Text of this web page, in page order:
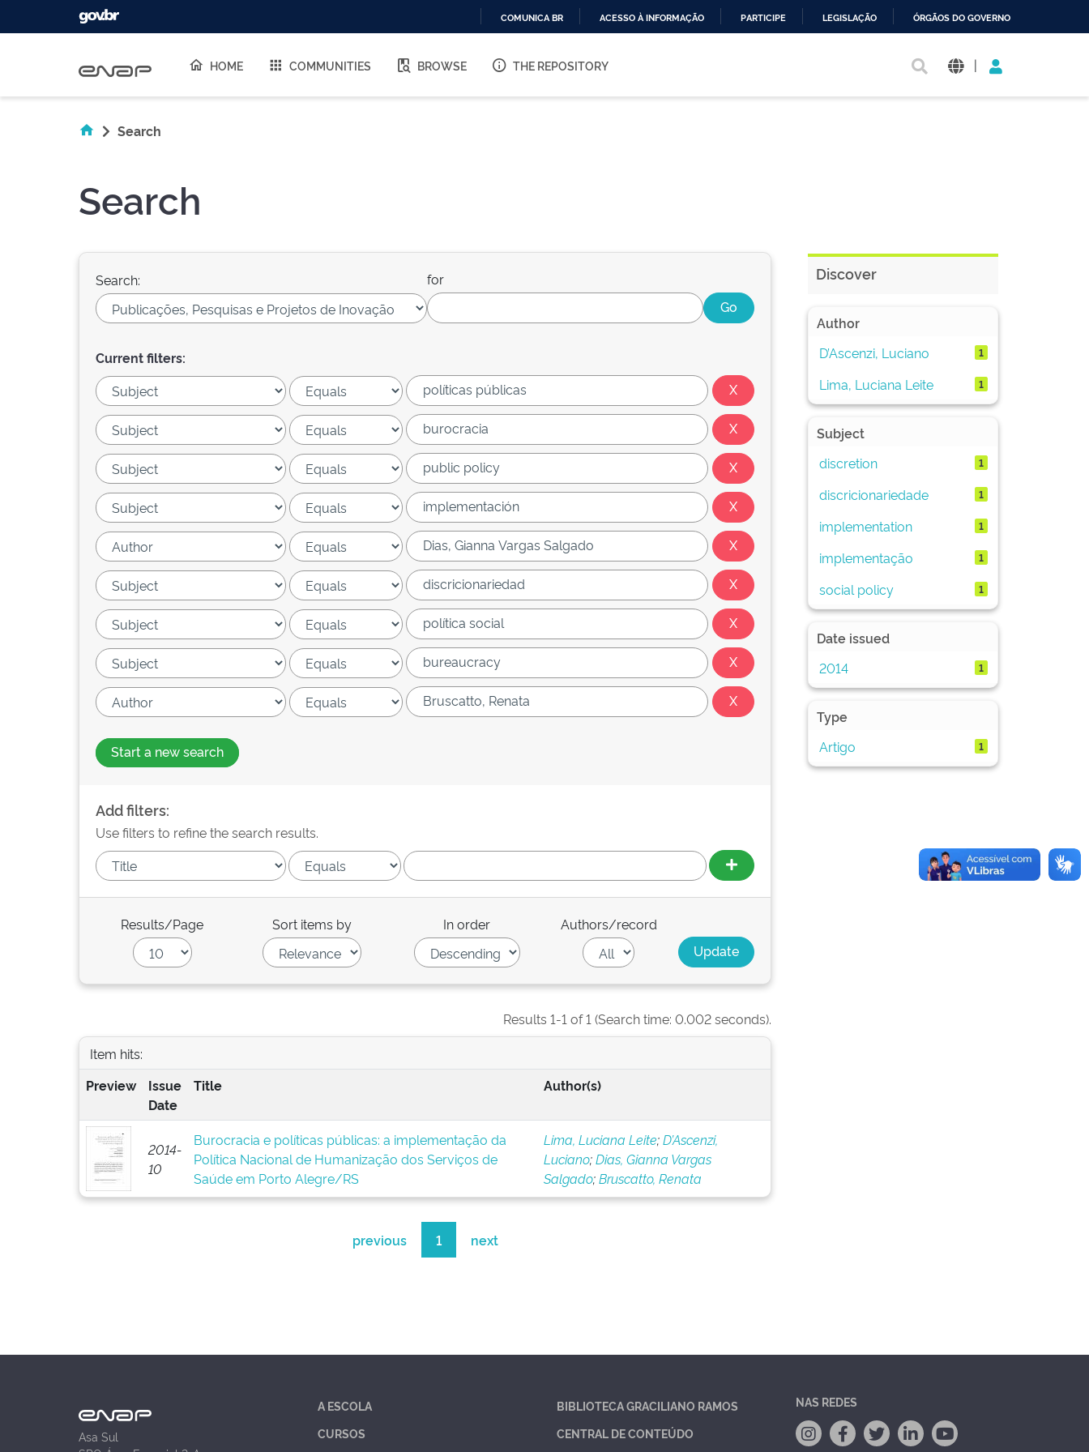
O
COMUNICA BR ACESSO À INFORMAÇÃO PARTICIPE LEGISLAÇÃO ÓRGÃOS DO GOVERNO
HOME COMMUNITIES BROWSE THE REPOSITORY |
Search
Search
Search: for
Current filters:
Start a new search
Add filters:
Use filters to refine the search results.
Results/Page Sort items by In order Authors/record
Results 1-1 of 1 (Search time: 0.002 seconds).
Item hits:
Preview
Issue
Date
Title Author(s)
2014-
10
Burocracia e políticas públicas: a implementação da
Política Nacional de Humanização dos Serviços de
Saúde em Porto Alegre/RS
Lima, Luciana Leite;D’Ascenzi,
Luciano;Dias, Gianna Vargas
Salgado;Bruscatto, Renata
previous 1 next
Discover
Author
D’Ascenzi, Luciano
1
Lima, Luciana Leite 1
Subject
discretion
1
discricionariedade 1
implementation 1
implementação 1
social policy 1
Date issued
2014
1
Type
Artigo
1
Asa Sul
A ESCOLA
CURSOS
BIBLIOTECA GRACILIANO RAMOS
CENTRAL DE CONTEÚDO
NAS REDES